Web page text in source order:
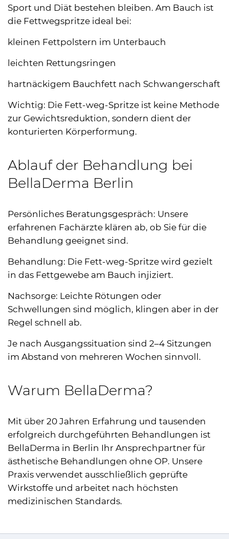
Sport und Diät bestehen bleiben. Am Bauch ist
die Fettwegspritze ideal bei:
kleinen Fettpolstern im Unterbauch
leichten Rettungsringen
hartnäckigem Bauchfett nach Schwangerschaft
Wichtig: Die Fett-weg-Spritze ist keine Methode
zur Gewichtsreduktion, sondern dient der
konturierten Körperformung.
Ablauf der Behandlung bei
BellaDerma Berlin
Persönliches Beratungsgespräch: Unsere
erfahrenen Fachärzte klären ab, ob Sie für die
Behandlung geeignet sind.
Behandlung: Die Fett-weg-Spritze wird gezielt
in das Fettgewebe am Bauch injiziert.
Nachsorge: Leichte Rötungen oder
Schwellungen sind möglich, klingen aber in der
Regel schnell ab.
Je nach Ausgangssituation sind 2–4 Sitzungen
im Abstand von mehreren Wochen sinnvoll.
Warum BellaDerma?
Mit über 20 Jahren Erfahrung und tausenden
erfolgreich durchgeführten Behandlungen ist
BellaDerma in Berlin Ihr Ansprechpartner für
ästhetische Behandlungen ohne OP. Unsere
Praxis verwendet ausschließlich geprüfte
Wirkstoffe und arbeitet nach höchsten
medizinischen Standards.